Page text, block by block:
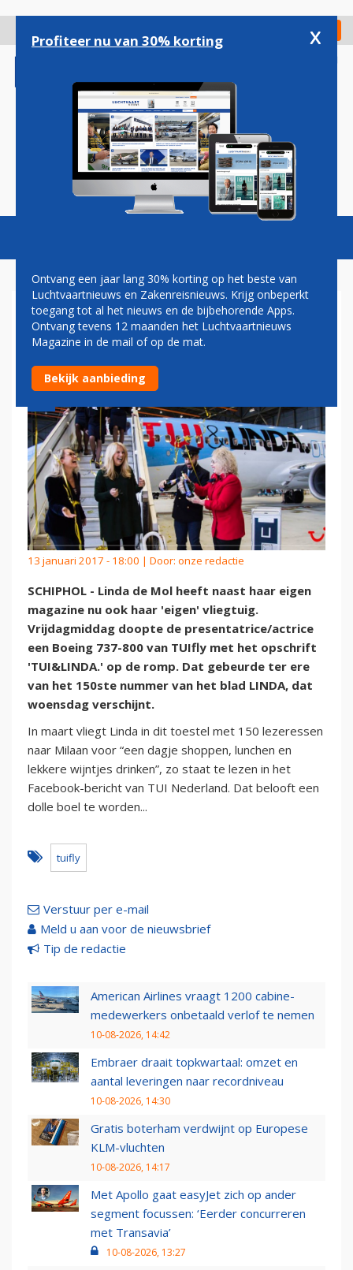
gaan
Check in
Magazine Podcasts Vacatures
LINDA DE MOL DOOPT EIGEN
TUI-VLIEGTUIG
13 januari 2017 - 18:00 | Door: onze redactie
SCHIPHOL - Linda de Mol heeft naast haar eigen
magazine nu ook haar 'eigen' vliegtuig.
Vrijdagmiddag doopte de presentatrice/actrice
een Boeing 737-800 van TUIfly met het opschrift
'TUI&LINDA.' op de romp. Dat gebeurde ter ere
van het 150ste nummer van het blad LINDA, dat
woensdag verschijnt.
In maart vliegt Linda in dit toestel met 150 lezeressen
naar Milaan voor “een dagje shoppen, lunchen en
lekkere wijntjes drinken”, zo staat te lezen in het
Facebook-bericht van TUI Nederland. Dat belooft een
dolle boel te worden...
tuifly
Verstuur per e-mail
Meld u aan voor de nieuwsbrief
Tip de redactie
American Airlines vraagt 1200 cabine-
medewerkers onbetaald verlof te nemen
10-08-2026, 14:42
Embraer draait topkwartaal: omzet en
aantal leveringen naar recordniveau
10-08-2026, 14:30
Gratis boterham verdwijnt op Europese
KLM-vluchten
10-08-2026, 14:17
Met Apollo gaat easyJet zich op ander
segment focussen: ‘Eerder concurreren
met Transavia’
10-08-2026, 13:27
Profiteer nu van 30% korting x
Ontvang een jaar lang 30% korting op het beste van
Luchtvaartnieuws en Zakenreisnieuws. Krijg onbeperkt
toegang tot al het nieuws en de bijbehorende Apps.
Ontvang tevens 12 maanden het Luchtvaartnieuws
Magazine in de mail of op de mat.
Bekijk aanbieding